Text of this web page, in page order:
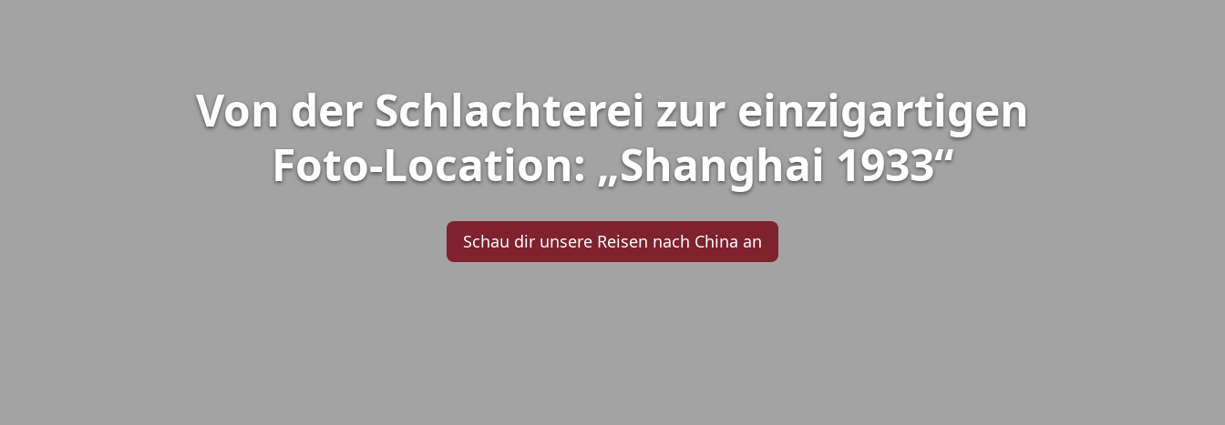
Von der Schlachterei zur einzigartigen
Foto-Location: „Shanghai 1933“
Schau dir unsere Reisen nach China an